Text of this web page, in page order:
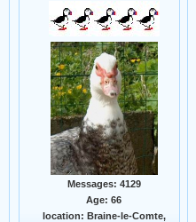
Messages: 4129
Age: 66
location: Braine-le-Comte,